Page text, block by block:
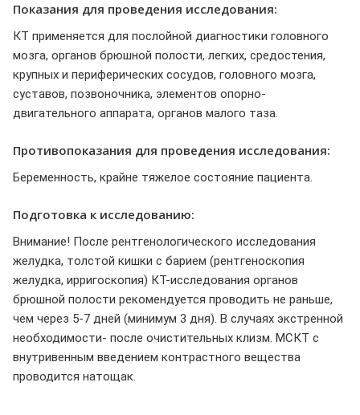
Показания для проведения исследования:
КТ применяется для послойной диагностики головного
мозга, органов брюшной полости, легких, средостения,
крупных и периферических сосудов, головного мозга,
суставов, позвоночника, элементов опорно-
двигательного аппарата, органов малого таза.
Противопоказания для проведения исследования:
Беременность, крайне тяжелое состояние пациента.
Подготовка к исследованию:
Внимание! После рентгенологического исследования
желудка, толстой кишки с барием (рентгеноскопия
желудка, ирригоскопия) КТ-исследования органов
брюшной полости рекомендуется проводить не раньше,
чем через 5-7 дней (минимум 3 дня). В случаях экстренной
необходимости- после очистительных клизм. МСКТ с
внутривенным введением контрастного вещества
проводится натощак.